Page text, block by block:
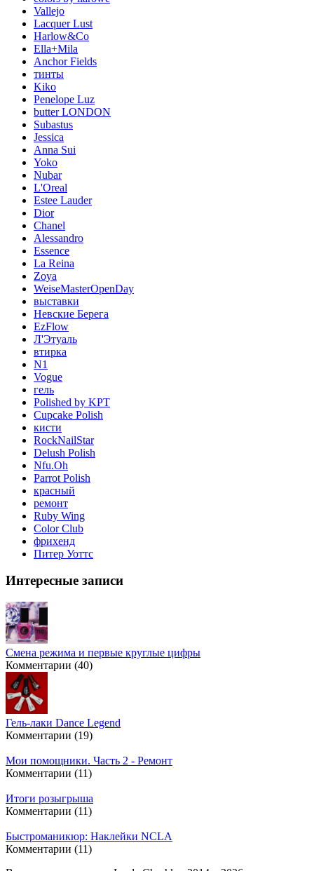
Vallejo
Lacquer Lust
Harlow&Co
Ella+Mila
Anchor Fields
тинты
Kiko
Penelope Luz
butter LONDON
Subastus
Jessica
Anna Sui
Yoko
Nubar
L'Oreal
Estee Lauder
Dior
Chanel
Alessandro
Essence
La Reina
Zoya
WeiseMasterOpenDay
выставки
Невские Берега
EzFlow
Л'Этуаль
втирка
N1
Vogue
гель
Polished by KPT
Cupcake Polish
кисти
RockNailStar
Delush Polish
Nfu.Oh
Parrot Polish
красный
ремонт
Ruby Wing
Color Club
фрихенд
Питер Уоттс
Интересные записи
Смена режима и первые круглые цифры
Комментарии (40)
Гель-лаки Dance Legend
Комментарии (19)
Мои помощники. Часть 2 - Ремонт
Комментарии (11)
Итоги розыгрыша
Комментарии (11)
Быстроманикюр: Наклейки NCLA
Комментарии (11)